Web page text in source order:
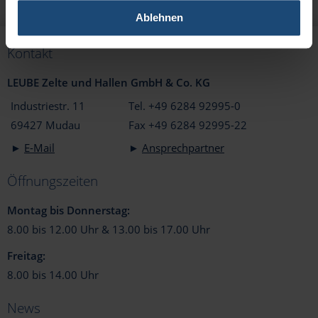
Ablehnen
Kontakt
LEUBE Zelte und Hallen GmbH & Co. KG
Industriestr. 11
69427 Mudau
► E-Mail
Tel. +49 6284 92995-0
Fax +49 6284 92995-22
► Ansprechpartner
Öffnungszeiten
Montag bis Donnerstag:
8.00 bis 12.00 Uhr & 13.00 bis 17.00 Uhr
Freitag:
8.00 bis 14.00 Uhr
News